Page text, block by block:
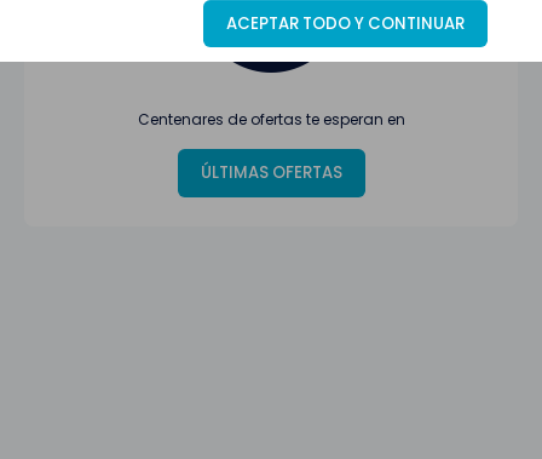
ACEPTAR TODO Y CONTINUAR
Centenares de ofertas te esperan en
ÚLTIMAS OFERTAS